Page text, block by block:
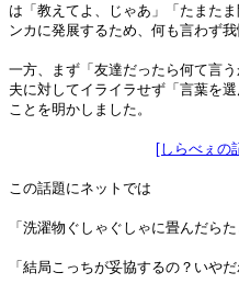
は「教えてよ、じゃあ」「たまた
ンカに発展するため、何も言わず我
一方、まず「友達だったら何て言
夫に対してイライラせず「言葉を
ことを明かしました。
[しらべぇの
この話題にネットでは
「洗濯物ぐしゃぐしゃに畳んだら
「結局こっちが妥協するの？いやだ